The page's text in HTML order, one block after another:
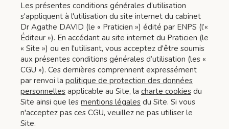
Les présentes conditions générales d’utilisation
s'appliquent à l'utilisation du site internet du cabinet
Dr Agathe DAVID (le « Praticien ») édité par ENPS (l’«
Éditeur »). En accédant au site internet du Praticien (le
« Site ») ou en l'utilisant, vous acceptez d'être soumis
aux présentes conditions générales d’utilisation (les «
CGU »). Ces dernières comprennent expressément
par renvoi la politique de protection des données
personnelles applicable au Site, la charte cookies du
Site ainsi que les mentions légales du Site. Si vous
n'acceptez pas ces CGU, veuillez ne pas utiliser le
Site.